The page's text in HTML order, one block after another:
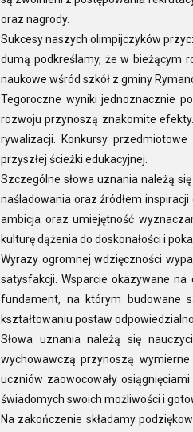
oraz nagrody.
Sukcesy naszych olimpijczyków
dumą podkreślamy, że w bieżącym
naukowe wśród szkół z gminy
Tegoroczne wyniki jednoznacznie
rozwoju przynoszą znakomite
rywalizacji. Konkursy
przyszłej ścieżki edukacyjnej.
Szczególne słowa uznania należą
naśladowania oraz źródłem
ambicja oraz umiejętność
kulturę dążenia do doskonałości i
Wyrazy ogromnej wdzięczności
satysfakcji. Wsparcie okazywane
fundament, na którym budowane
kształtowaniu postaw
Słowa uznania należą się
wychowawczą przynoszą
uczniów zaowocowały
świadomych swoich możliwości i
Na zakończenie składamy